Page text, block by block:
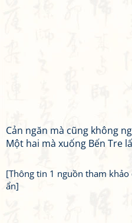
Cản ngăn mà cũng không
Một hai mà xuống Bến Tre
[Thông tin 1 nguồn tham khảo
ẩn]